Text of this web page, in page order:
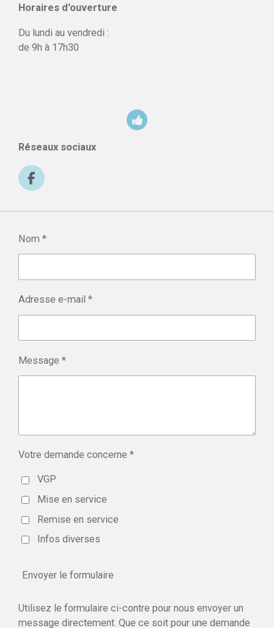
Horaires d'ouverture
Du lundi au vendredi :
de 9h à 17h30
Réseaux sociaux
F
a
o
o
Nom *
Adresse e-mail *
Message *
Votre demande concerne *
VGP
Mise en service
Remise en service
Infos diverses
Envoyer le formulaire
Utilisez le formulaire ci-contre pour nous envoyer un
message directement. Que ce soit pour une demande